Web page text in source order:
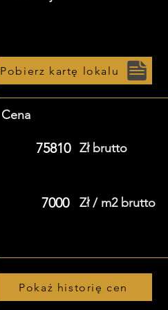
Pobierz kartę lokalu
Cena
75810 Zł brutto
7000 Zł / m2 brutto
Pokaż historię cen